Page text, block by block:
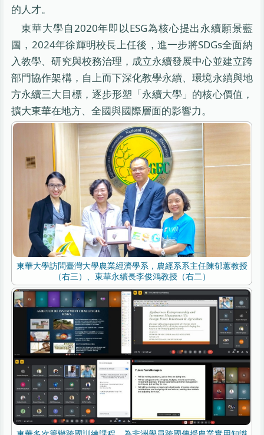
的人才。
東華大學自2020年即以ESG為核心提出永續願景藍
圖，2024年徐輝明校長上任後，進一步將SDGs全面納
入教學、研究與校務治理，成立永續發展中心並建立跨
部門協作架構，自上而下深化教學永續、環境永續與地
方永續三大目標，逐步形塑「永續大學」的核心價值，
擴大東華在地方、全國與國際層面的影響力。
東華大學訪問臺灣大學農業經濟學系，農經系系主任陳郁蕙教授
（右三）、東華永續長李俊鴻教授（右二）